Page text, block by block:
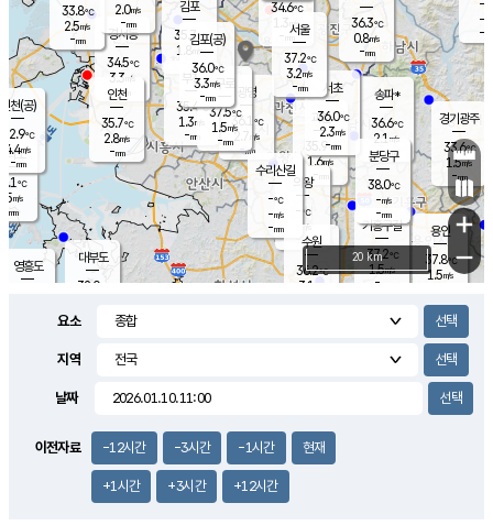
의도
℃
m/s
mm
영흥도
과천
35.9℃
1.6m/s
- mm
용인
37.8℃
1.5m/s
경기광주
33.6℃
1.5m/s
-mm
3.0m/s
대부도
32.0
경서동
34.5℃
3.3 m/s
-mm
33.8℃
2.5m/s
-mm
-
-m/
-
의왕
- ℃
m/s
mm
김포
35.7℃
1.8 m/s
mm
광명
36.1
℃
2.7 m/s
-mm
부천
35.4℃
1.3m/s
-mm
2.0m/s
-mm
구로
37.5℃
1.5m/s
-mm
34.6℃
1.3 m/s
- mm
36.3℃
0.8m/s
-mm
송파*
36.6℃
2.1 m/s
-mm
서초
36.0℃
2.3m/s
-mm
기흥구갈
37.2℃
1.5m/s
-
수리산길
-℃
-m/s
-mm
분당구
38.0℃
-m/s
-mm
인천(공)
32.9℃
4.4m/s
-mm
김포(공)
36.0℃
3.3m/s
-mm
수원
36.2℃
3.1 m/s
인천
35.7℃
2.8m/s
-mm
서울
37.2℃
3.2m/s
-mm
+
−
20 km
요소
지역
날짜
이전자료 -12시간 -3시간 -1시간 현재
+1시간 +3시간 +12시간